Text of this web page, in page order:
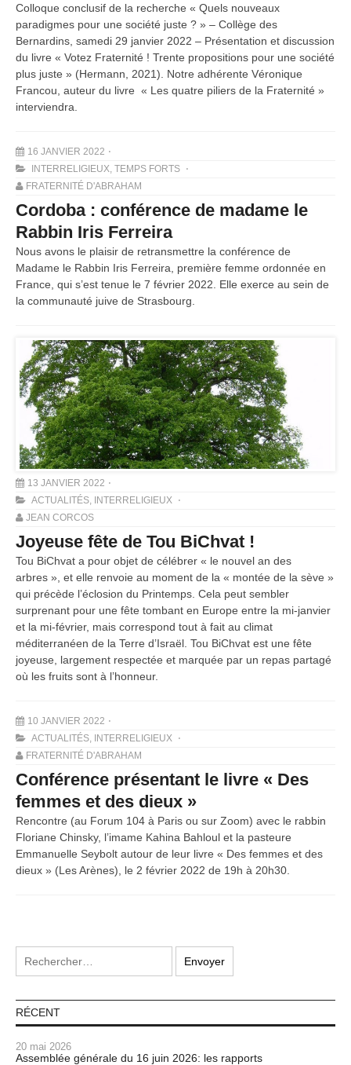
Colloque conclusif de la recherche « Quels nouveaux
paradigmes pour une société juste ? » – Collège des
Bernardins, samedi 29 janvier 2022 – Présentation et discussion
du livre « Votez Fraternité ! Trente propositions pour une société
plus juste » (Hermann, 2021). Notre adhérente Véronique
Francou, auteur du livre « Les quatre piliers de la Fraternité »
interviendra.
16 JANVIER 2022
INTERRELIGIEUX, TEMPS FORTS
FRATERNITÉ D'ABRAHAM
Cordoba : conférence de madame le
Rabbin Iris Ferreira
Nous avons le plaisir de retransmettre la conférence de
Madame le Rabbin Iris Ferreira, première femme ordonnée en
France, qui s’est tenue le 7 février 2022. Elle exerce au sein de
la communauté juive de Strasbourg.
13 JANVIER 2022
ACTUALITÉS, INTERRELIGIEUX
JEAN CORCOS
Joyeuse fête de Tou BiChvat !
Tou BiChvat a pour objet de célébrer « le nouvel an des
arbres », et elle renvoie au moment de la « montée de la sève »
qui précède l’éclosion du Printemps. Cela peut sembler
surprenant pour une fête tombant en Europe entre la mi-janvier
et la mi-février, mais correspond tout à fait au climat
méditerranéen de la Terre d’Israël. Tou BiChvat est une fête
joyeuse, largement respectée et marquée par un repas partagé
où les fruits sont à l’honneur.
10 JANVIER 2022
ACTUALITÉS, INTERRELIGIEUX
FRATERNITÉ D'ABRAHAM
Conférence présentant le livre « Des
femmes et des dieux »
Rencontre (au Forum 104 à Paris ou sur Zoom) avec le rabbin
Floriane Chinsky, l’imame Kahina Bahloul et la pasteure
Emmanuelle Seybolt autour de leur livre « Des femmes et des
dieux » (Les Arènes), le 2 février 2022 de 19h à 20h30.
RÉCENT
20 mai 2026
Assemblée générale du 16 juin 2026: les rapports